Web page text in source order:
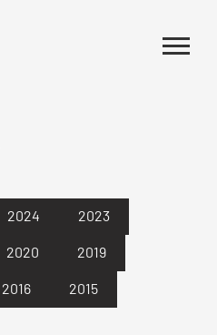
2024 2023
2020 2019
2016 2015